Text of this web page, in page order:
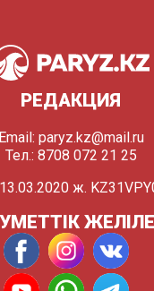
РЕДАКЦИЯ
Email: paryz.kz@mail.ru
Тел.: 8708 072 21 25
13.03.2020 ж.